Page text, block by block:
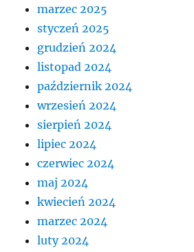
marzec 2025
styczeń 2025
grudzień 2024
listopad 2024
październik 2024
wrzesień 2024
sierpień 2024
lipiec 2024
czerwiec 2024
maj 2024
kwiecień 2024
marzec 2024
luty 2024